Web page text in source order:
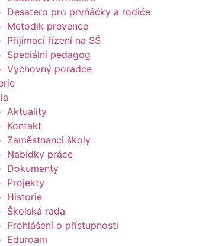
Desatero pro prvňáčky a rodiče
Metodik prevence
Přijímací řízení na SŠ
Speciální pedagog
Výchovný poradce
Aktuality
Kontakt
Zaměstnanci školy
Nabídky práce
Dokumenty
Projekty
Historie
Školská rada
Prohlášení o přístupnosti
Eduroam